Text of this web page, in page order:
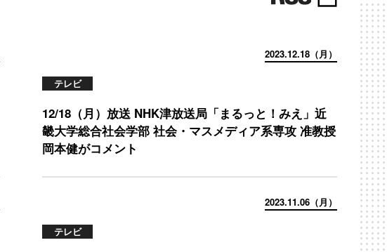
2023.12.18（月）
テレビ
12/18（月）放送 NHK津放送局「まるっと！みえ」近
畿大学総合社会学部 社会・マスメディア系専攻 准教授
岡本健がコメント
2023.11.06（月）
テレビ